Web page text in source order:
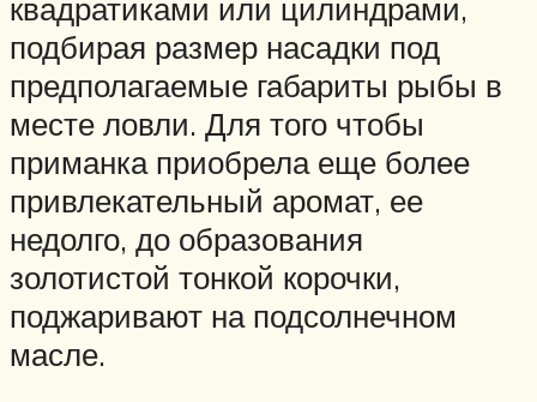
квадратиками или цилиндрами,
подбирая размер насадки под
предполагаемые габариты рыбы в
месте ловли. Для того чтобы
приманка приобрела еще более
привлекательный аромат, ее
недолго, до образования
золотистой тонкой корочки,
поджаривают на подсолнечном
масле.